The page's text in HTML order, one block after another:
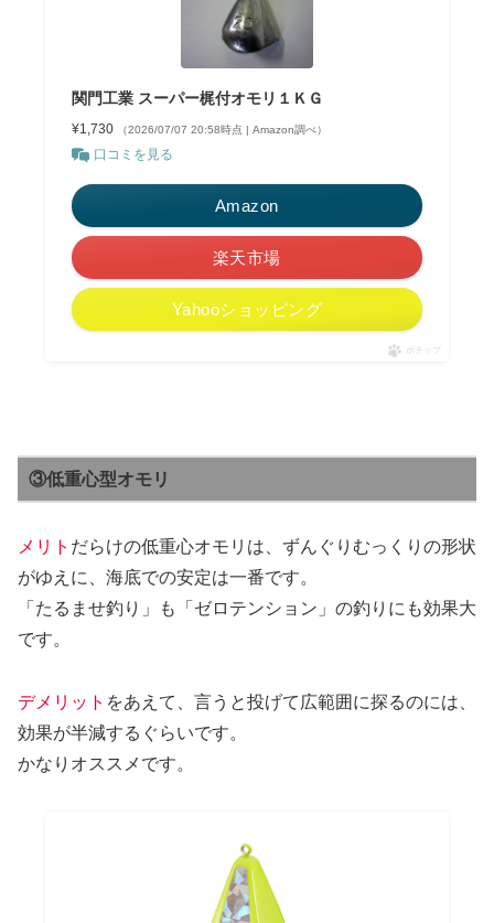
関門工業 スーパー梶付オモリ１ＫＧ
¥1,730 （2026/07/07 20:58時点 | Amazon調べ）
口コミを見る
Amazon
楽天市場
Yahooショッピング
ポチップ
③低重心型オモリ
メリト だらけの低重心オモリは、ずんぐりむっくりの形状
がゆえに、海底での安定は一番です。
「たるませ釣り」も「ゼロテンション」の釣りにも効果大
です。
デメリット をあえて、言うと投げて広範囲に探るのには、
効果が半減するぐらいです。
かなりオススメです。